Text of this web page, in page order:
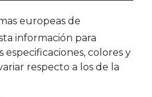
europeas de
información para
especificaciones, colores y
respecto a los de la